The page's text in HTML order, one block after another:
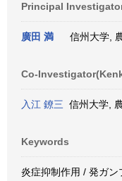
Principal
廣田 満 信州大学,
Co-
入江 鐐三 信州大学,
Keywords
炎症抑制作用 / 発ガ